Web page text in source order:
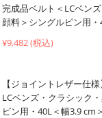
完成品ベルト＜LCベン
顔料＞シングルピン用・
¥9,482 (税込)
【ジョイントレザー仕
LCベンズ・クラシック
ピン用・40L＜幅3.9 cm＞